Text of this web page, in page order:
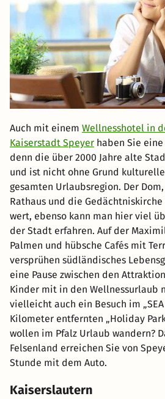
Auch mit einem Wellnesshotel in
Kaiserstadt Speyer haben Sie
denn die über 2000 Jahre alte
und ist nicht ohne Grund
gesamten Urlaubsregion. Der
Rathaus und die
wert, ebenso kann man hier viel
der Stadt erfahren. Auf der
Palmen und hübsche Cafés mit
versprühen südländisches
eine Pause zwischen den
Kinder mit in den Wellnessurlaub
vielleicht auch ein Besuch im
Kilometer entfernten „Holiday
wollen im Pfalz Urlaub wandern?
Felsenland erreichen Sie von
Stunde mit dem Auto.
Kaiserslautern